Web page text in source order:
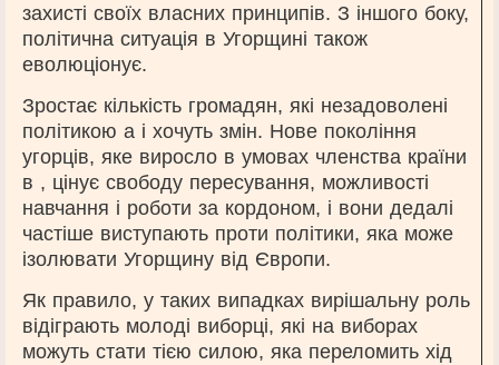
захисті своїх власних принципів. З іншого боку,
політична ситуація в Угорщині також
еволюціонує.
Зростає кількість громадян, які незадоволені
політикою а і хочуть змін. Нове покоління
угорців, яке виросло в умовах членства країни
в , цінує свободу пересування, можливості
навчання і роботи за кордоном, і вони дедалі
частіше виступають проти політики, яка може
ізолювати Угорщину від Європи.
Як правило, у таких випадках вирішальну роль
відіграють молоді виборці, які на виборах
можуть стати тією силою, яка переломить хід